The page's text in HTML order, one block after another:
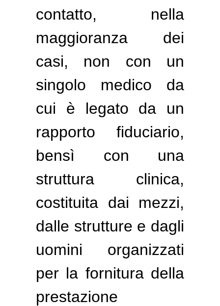
contatto, nella
maggioranza dei
casi, non con un
singolo medico da
cui è legato da un
rapporto fiduciario,
bensì con una
struttura clinica,
costituita dai mezzi,
dalle strutture e dagli
uomini organizzati
per la fornitura della
prestazione